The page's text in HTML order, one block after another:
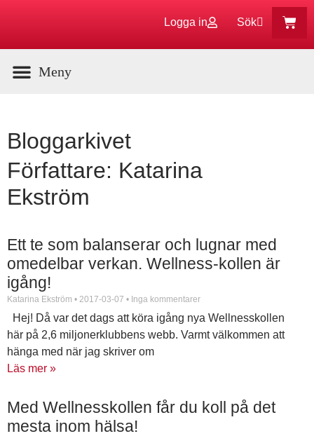
Logga in Sök
Bloggarkivet
Författare: Katarina
Ekström
Ett te som balanserar och lugnar med
omedelbar verkan. Wellness-kollen är
igång!
Katarina Ekström 2017-03-07 Inga kommentarer
Hej! Då var det dags att köra igång nya Wellnesskollen
här på 2,6 miljonerklubbens webb. Varmt välkommen att
hänga med när jag skriver om
Läs mer »
Med Wellnesskollen får du koll på det
mesta inom hälsa!